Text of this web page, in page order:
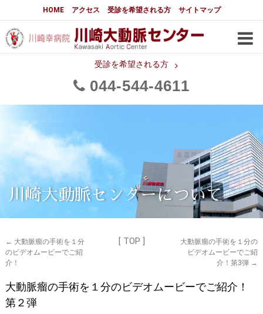
HOME アクセス 受診を希望される方 サイトマップ
受診を希望される方
044 544 4611
大動脈センターについて
はじめに 大動脈センターについて
メディアでの紹介
都道府県別患者マップ 都道府県別紹介病院
大動脈瘤について 基本編
3分でわかる大動脈瘤・大動脈
大動脈瘤
大動脈解離（解離性大動脈瘤）
胸部大動脈瘤の治療
腹部大動脈瘤の治療 急性大動脈解離の治療
大動脈弁・大動脈基部の治療 ステントグラフトによる治療
何歳まで手術は可能か？ インフォームドコンセント
川崎大動脈センターについて
← 大動脈瘤の手術を１分
のビデオムービーでご紹
介！
[ TOP ]
大動脈瘤の手術を１分の
ビデオムービーでご紹
介！第3弾 →
大動脈瘤の手術を１分のビデオムービーでご紹介！
第２弾